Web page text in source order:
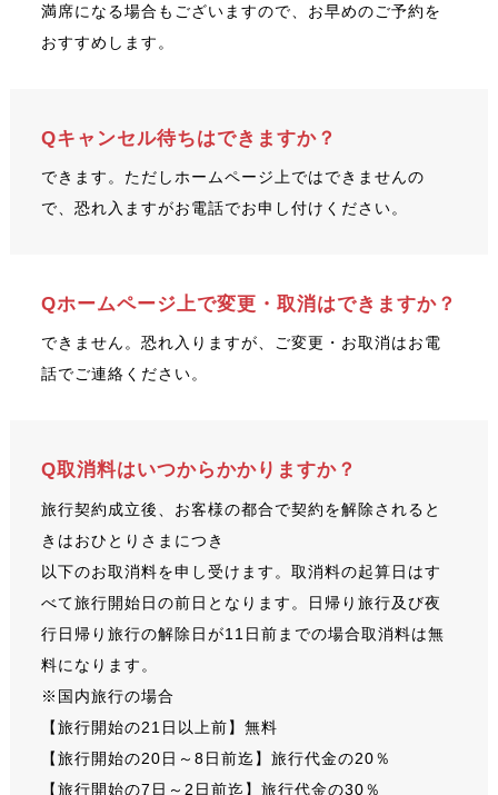
満席になる場合もございますので、お早めのご予約を
おすすめします。
Qキャンセル待ちはできますか？
できます。ただしホームページ上ではできませんの
で、恐れ入ますがお電話でお申し付けください。
Qホームページ上で変更・取消はできますか？
できません。恐れ入りますが、ご変更・お取消はお電
話でご連絡ください。
Q取消料はいつからかかりますか？
旅行契約成立後、お客様の都合で契約を解除されると
きはおひとりさまにつき
以下のお取消料を申し受けます。取消料の起算日はす
べて旅行開始日の前日となります。日帰り旅行及び夜
行日帰り旅行の解除日が11日前までの場合取消料は無
料になります。
※国内旅行の場合
【旅行開始の21日以上前】無料
【旅行開始の20日～8日前迄】旅行代金の20％
【旅行開始の7日～2日前迄】旅行代金の30％